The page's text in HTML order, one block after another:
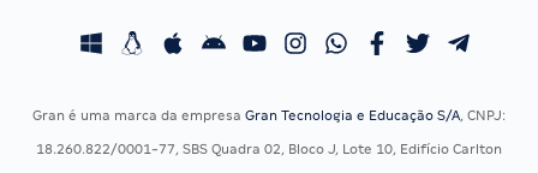
Concursos Fiscais
Calendário OAB
Gran é uma marca da empresa Gran Tecnologia e Educação S/A, CNPJ:
18.260.822/0001-77, SBS Quadra 02, Bloco J, Lote 10, Edifício Carlton